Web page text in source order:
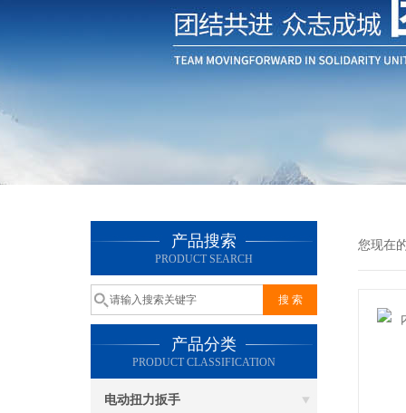
产品搜索
PRODUCT SEARCH
产品分类
PRODUCT CLASSIFICATION
电动扭力扳手
您现在